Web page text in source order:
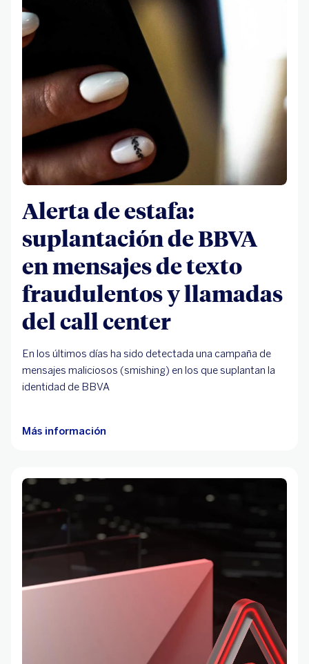
Alerta de estafa:
suplantación de BBVA
en mensajes de texto
fraudulentos y llamadas
del call center
En los últimos días ha sido detectada una campaña de
mensajes maliciosos (smishing) en los que suplantan la
identidad de BBVA
Más información